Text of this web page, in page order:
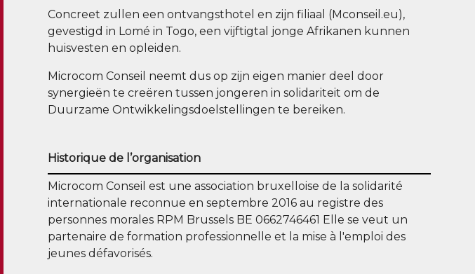
Concreet zullen een ontvangsthotel en zijn filiaal (Mconseil.eu),
gevestigd in Lomé in Togo, een vijftigtal jonge Afrikanen kunnen
huisvesten en opleiden.
Microcom Conseil neemt dus op zijn eigen manier deel door
synergieën te creëren tussen jongeren in solidariteit om de
Duurzame Ontwikkelingsdoelstellingen te bereiken.
Historique de l’organisation
Microcom Conseil est une association bruxelloise de la solidarité
internationale reconnue en septembre 2016 au registre des
personnes morales RPM Brussels BE 0662746461 Elle se veut un
partenaire de formation professionnelle et la mise à l'emploi des
jeunes défavorisés.